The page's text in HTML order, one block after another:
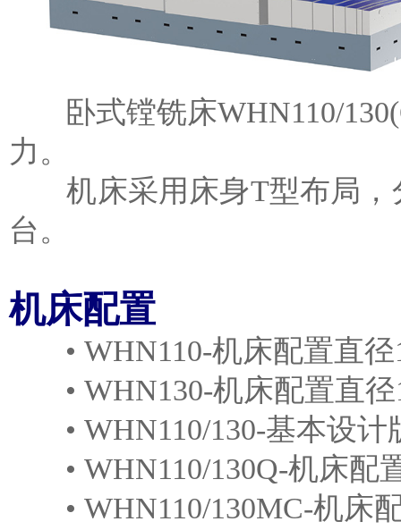
卧式镗铣床WHN110/
力。
机床采用床身T型布局，
台。
机床配置
• WHN110-机床配置直径
• WHN130-机床配置直径
• WHN110/130-基本设计
• WHN110/130Q-机床配
• WHN110/130MC-机床